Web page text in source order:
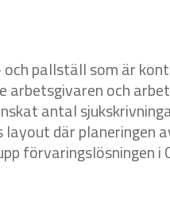
pallställ som är
arbetsgivaren och
antal
där planeringen
förvaringslösningen i